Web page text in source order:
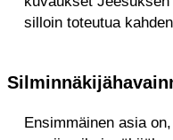
silloin toteutua
Ensimmäinen asia